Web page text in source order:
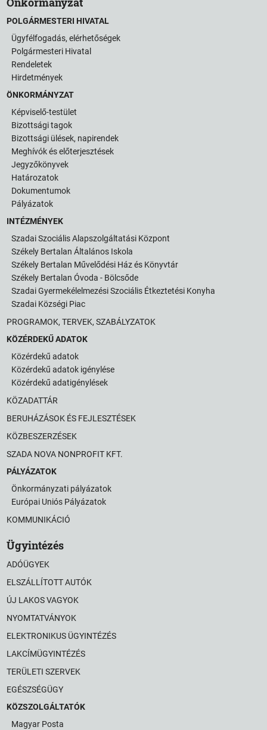
POLGÁRMESTERI HIVATAL
Ügyfélfogadás, elérhetőségek
Polgármesteri Hivatal
Rendeletek
Hirdetmények
ÖNKORMÁNYZAT
Képviselő-testület
Bizottsági tagok
Bizottsági ülések, napirendek
Meghívók és előterjesztések
Jegyzőkönyvek
Határozatok
Dokumentumok
Pályázatok
INTÉZMÉNYEK
Szadai Szociális Alapszolgáltatási Központ
Székely Bertalan Általános Iskola
Székely Bertalan Művelődési Ház és Könyvtár
Székely Bertalan Óvoda - Bölcsőde
Szadai Gyermekélelmezési Szociális Étkeztetési Konyha
Szadai Községi Piac
PROGRAMOK, TERVEK, SZABÁLYZATOK
KÖZÉRDEKŰ ADATOK
Közérdekű adatok
Közérdekű adatok igénylése
Közérdekű adatigénylések
KÖZADATTÁR
BERUHÁZÁSOK ÉS FEJLESZTÉSEK
KÖZBESZERZÉSEK
SZADA NOVA NONPROFIT KFT.
PÁLYÁZATOK
Önkormányzati pályázatok
Európai Uniós Pályázatok
KOMMUNIKÁCIÓ
Ügyintézés
ADÓÜGYEK
ELSZÁLLÍTOTT AUTÓK
ÚJ LAKOS VAGYOK
NYOMTATVÁNYOK
ELEKTRONIKUS ÜGYINTÉZÉS
LAKCÍMÜGYINTÉZÉS
TERÜLETI SZERVEK
EGÉSZSÉGÜGY
KÖZSZOLGÁLTATÓK
Magyar Posta